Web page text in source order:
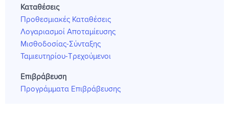
Καταθέσεις
Προθεσμιακές Καταθέσεις
Λογαριασμοί Αποταμίευσης
Μισθοδοσίας-Σύνταξης
Ταμιευτηρίου-Τρεχούμενοι
Επιβράβευση
Προγράμματα Επιβράβευσης